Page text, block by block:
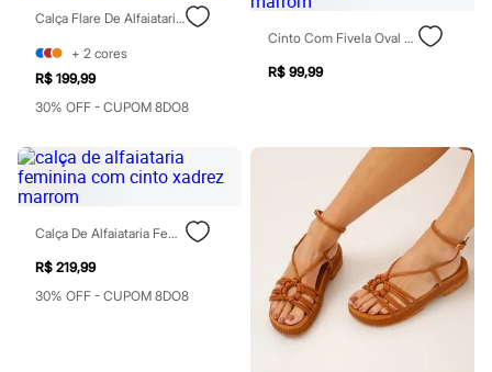
Escovas e Pentes
Shampoo
Tratamento
Cuidados com o corpo
Hidratante
Tratamento
Cuidados com o rosto
Esfoliante
Protetor solar
Tônicos
Maquiagens
Base
Calça Flare De Alfaiataria Feminina Com Cinto Marrom
+ 2 cores
R$ 199,99
30% OFF - CUPOM 8DO8
Cinto Com Fivela Oval Orgânica Texturizado Marrom
R$ 99,99
Calça De Alfaiataria Feminina Com Cinto Xadrez Marrom
R$ 219,99
30% OFF - CUPOM 8DO8